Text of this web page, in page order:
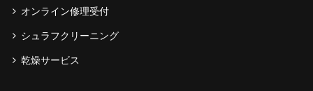
オンライン修理受付
シュラフクリーニング
乾燥サービス